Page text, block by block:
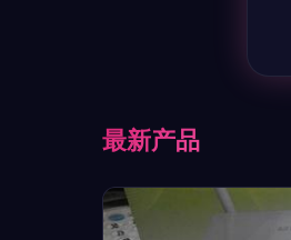
最新产品